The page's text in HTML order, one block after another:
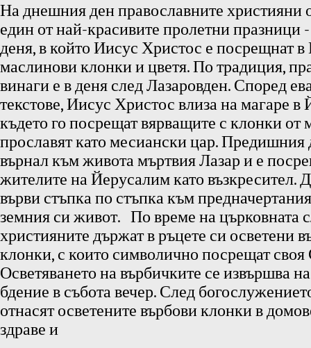
На днешния ден православните християни
един от най-красивите пролетни празници
деня, в който Иисус Христос е посрещнат
маслинови клонки и цветя. По традиция,
винаги е в деня след Лазаровден. Според
текстове, Иисус Христос влиза на магаре в
където го посрещат вярващите с клонки от
прославят като месиански цар. Предишния
върнал към живота мъртвия Лазар и е
жителите на Йерусалим като възкресител.
върви стъпка по стъпка към
земния си живот. По време на църковната
християните държат в ръцете си осветени
клонки, с които символично посрещат своя
Осветяването на върбичките се извършва
бдение в събота вечер. След
отнасят осветените върбови клонки в
здраве и